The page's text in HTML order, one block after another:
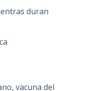
duran
vacuna del